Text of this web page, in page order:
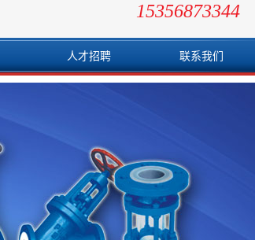
15356873344
人才招聘 联系我们